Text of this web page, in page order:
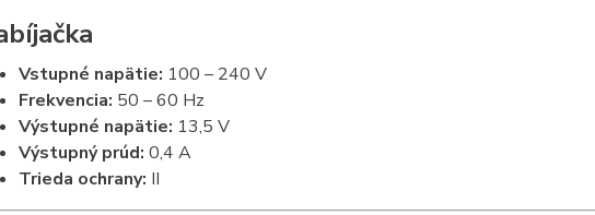
Vstupné napätie: 100 – 240 V
Frekvencia: 50 – 60 Hz
Výstupné napätie: 13,5 V
Výstupný prúd: 0,4 A
Trieda ochrany: II